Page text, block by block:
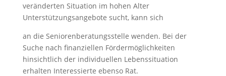
veränderten Situation im hohen Alter
Unterstützungsangebote sucht, kann sich
an die Seniorenberatungsstelle wenden. Bei der
Suche nach finanziellen Fördermöglichkeiten
hinsichtlich der individuellen Lebenssituation
erhalten Interessierte ebenso Rat.